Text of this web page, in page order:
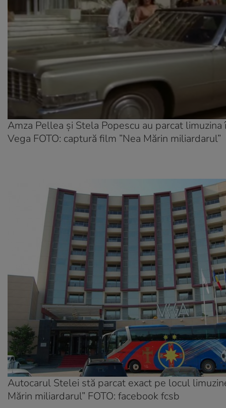
Amza Pellea și Stela Popescu au parcat
Vega FOTO: captură film ”Nea Mărin miliardarul”
Autocarul Stelei stă parcat exact pe locul
Mărin miliardarul” FOTO: facebook fcsb